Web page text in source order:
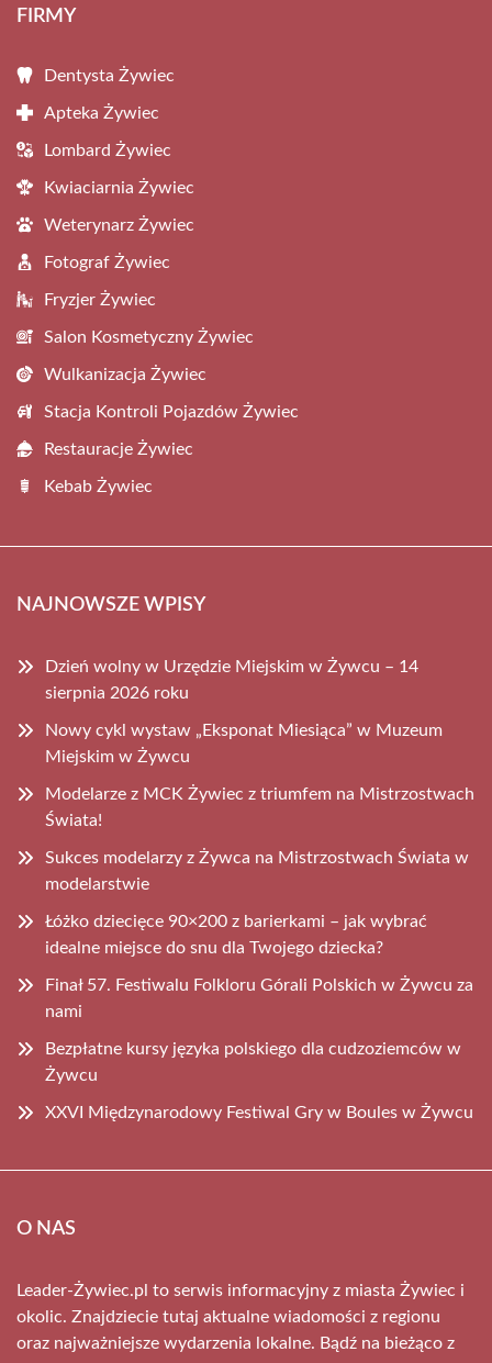
FIRMY
Dentysta Żywiec
Apteka Żywiec
Lombard Żywiec
Kwiaciarnia Żywiec
Weterynarz Żywiec
Fotograf Żywiec
Fryzjer Żywiec
Salon Kosmetyczny Żywiec
Wulkanizacja Żywiec
Stacja Kontroli Pojazdów Żywiec
Restauracje Żywiec
Kebab Żywiec
NAJNOWSZE WPISY
Dzień wolny w Urzędzie Miejskim w Żywcu – 14
sierpnia 2026 roku
Nowy cykl wystaw „Eksponat Miesiąca” w Muzeum
Miejskim w Żywcu
Modelarze z MCK Żywiec z triumfem na Mistrzostwach
Świata!
Sukces modelarzy z Żywca na Mistrzostwach Świata w
modelarstwie
Łóżko dziecięce 90×200 z barierkami – jak wybrać
idealne miejsce do snu dla Twojego dziecka?
Finał 57. Festiwalu Folkloru Górali Polskich w Żywcu za
nami
Bezpłatne kursy języka polskiego dla cudzoziemców w
Żywcu
XXVI Międzynarodowy Festiwal Gry w Boules w Żywcu
O NAS
Leader-Żywiec.pl to serwis informacyjny z miasta Żywiec i
okolic. Znajdziecie tutaj aktualne wiadomości z regionu
oraz najważniejsze wydarzenia lokalne. Bądź na bieżąco z